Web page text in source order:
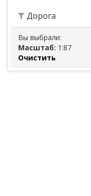
Дорога
Вы выбрали:
Масштаб: 1:87
Очистить